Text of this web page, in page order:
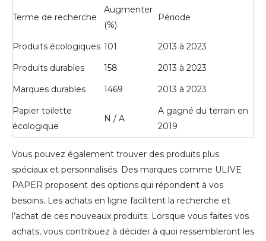
Terme de recherche
Augmenter
(%)
Période
Produits écologiques 101
2013 à 2023
Produits durables
158
2013 à 2023
Marques durables
1469
2013 à 2023
Papier toilette
écologique
N / A
A gagné du terrain en
2019
Vous pouvez également trouver des produits plus
spéciaux et personnalisés. Des marques comme ULIVE
PAPER proposent des options qui répondent à vos
besoins. Les achats en ligne facilitent la recherche et
l’achat de ces nouveaux produits. Lorsque vous faites vos
achats, vous contribuez à décider à quoi ressembleront les